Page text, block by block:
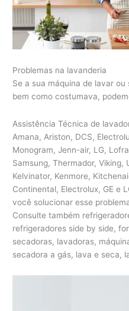
Problemas na lavanderia
Se a sua máquina de lavar
bem como costumava,
Assistência Técnica de
Amana, Ariston, DCS,
Monogram, Jenn-air, LG,
Samsung, Thermador, Viking,
Kelvinator, Kenmore,
Continental, Electrolux, GE e
você solucionar esse
Consulte também
refrigeradores side by side,
secadoras, lavadoras,
secadora a gás, lava e seca,